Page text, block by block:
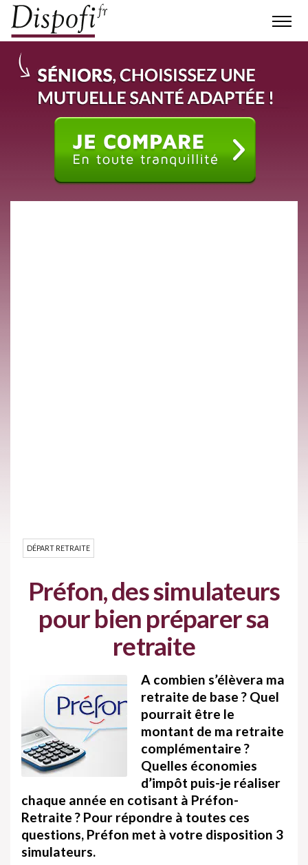
DÉPART RETRAITE
Préfon, des simulateurs
pour bien préparer sa
retraite
A combien s’élèvera ma
retraite de base ? Quel
pourrait être le
montant de ma retraite
complémentaire ?
Quelles économies
d’impôt puis-je réaliser
chaque année en cotisant à Préfon-
Retraite ? Pour répondre à toutes ces
questions, Préfon met à votre disposition 3
simulateurs.